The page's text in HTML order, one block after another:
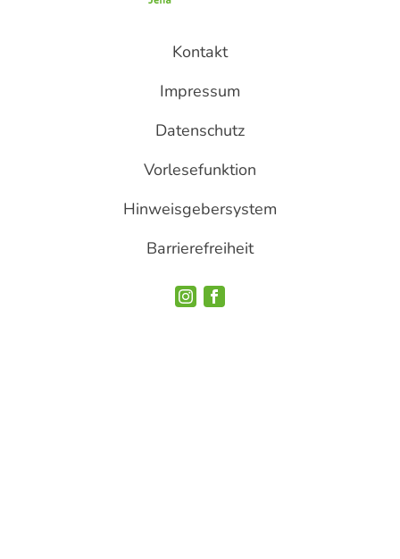
Kontakt
Impressum
Datenschutz
Vorlesefunktion
Hinweisgebersystem
Barrierefreiheit